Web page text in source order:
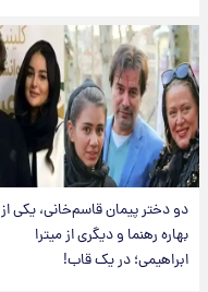
دو دختر پیمان قاسم‌خانی، یکی از
بهاره رهنما و دیگری از میترا
ابراهیمی؛ در یک قاب!